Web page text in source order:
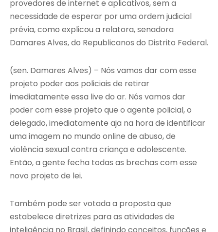
provedores de internet e aplicativos, sem a
necessidade de esperar por uma ordem judicial
prévia, como explicou a relatora, senadora
Damares Alves, do Republicanos do Distrito Federal.
(sen. Damares Alves) – Nós vamos dar com esse
projeto poder aos policiais de retirar
imediatamente essa live do ar. Nós vamos dar
poder com esse projeto que o agente policial, o
delegado, imediatamente aja na hora de identificar
uma imagem no mundo online de abuso, de
violência sexual contra criança e adolescente.
Então, a gente fecha todas as brechas com esse
novo projeto de lei.
Também pode ser votada a proposta que
estabelece diretrizes para as atividades de